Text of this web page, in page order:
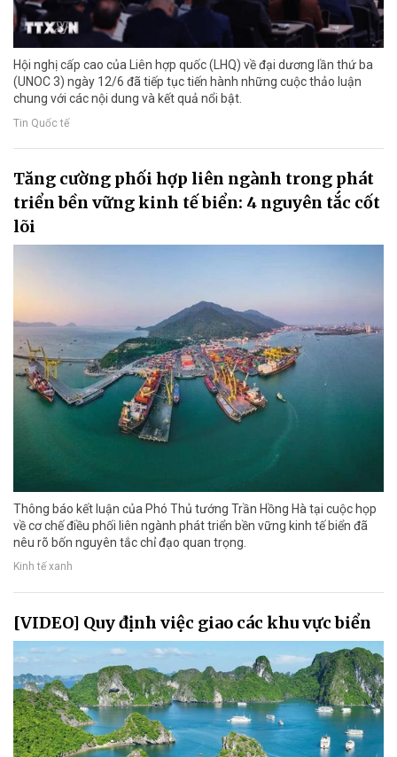
Hội nghị cấp cao của Liên hợp quốc (LHQ) về đại dương lần thứ ba
(UNOC 3) ngày 12/6 đã tiếp tục tiến hành những cuộc thảo luận
chung với các nội dung và kết quả nổi bật.
Tin Quốc tế
Tăng cường phối hợp liên ngành trong phát
triển bền vững kinh tế biển: 4 nguyên tắc cốt
lõi
Thông báo kết luận của Phó Thủ tướng Trần Hồng Hà tại cuộc họp
về cơ chế điều phối liên ngành phát triển bền vững kinh tế biển đã
nêu rõ bốn nguyên tắc chỉ đạo quan trọng.
Kinh tế xanh
[VIDEO] Quy định việc giao các khu vực biển